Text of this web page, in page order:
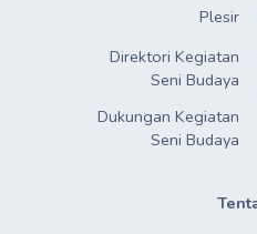
Plesir
Direktori Kegiatan
Seni Budaya
Dukungan Kegiatan
Seni Budaya